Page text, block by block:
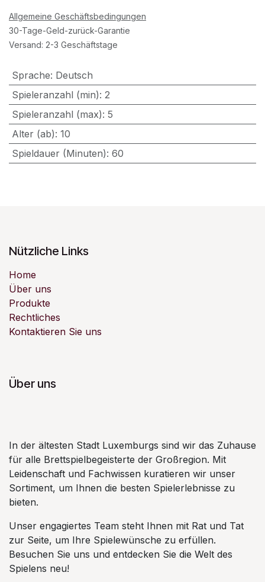
Allgemeine Geschäftsbedingungen
30-Tage-Geld-zurück-Garantie
Versand: 2-3 Geschäftstage
Sprache: Deutsch
Spieleranzahl (min): 2
Spieleranzahl (max): 5
Alter (ab): 10
Spieldauer (Minuten): 60
Nützliche Links
Home
Über uns
Produkte
Rechtliches
Kontaktieren Sie uns
Über uns
In der ältesten Stadt Luxemburgs sind wir das Zuhause
für alle Brettspielbegeisterte der Großregion. Mit
Leidenschaft und Fachwissen kuratieren wir unser
Sortiment, um Ihnen die besten Spielerlebnisse zu
bieten.
Unser engagiertes Team steht Ihnen mit Rat und Tat
zur Seite, um Ihre Spielewünsche zu erfüllen.
Besuchen Sie uns und entdecken Sie die Welt des
Spielens neu!